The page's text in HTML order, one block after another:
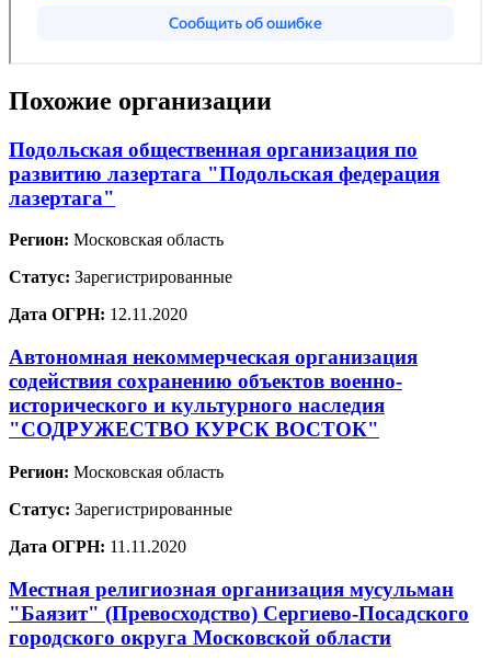
Похожие организации
Подольская общественная организация по
развитию лазертага "Подольская федерация
лазертага"
Регион: Московская область
Статус: Зарегистрированные
Дата ОГРН: 12.11.2020
Автономная некоммерческая организация
содействия сохранению объектов военно-
исторического и культурного наследия
"СОДРУЖЕСТВО КУРСК ВОСТОК"
Регион: Московская область
Статус: Зарегистрированные
Дата ОГРН: 11.11.2020
Местная религиозная организация мусульман
"Баязит" (Превосходство) Сергиево-Посадского
городского округа Московской области